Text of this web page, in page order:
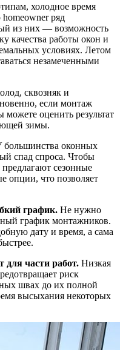
холодное время
homeowner ряд
из них — возможность
качества работы окон и
условиях. Летом
незамеченными
сквозняк и
если монтаж
оценить результат
зимы.
большинства оконных
спад спроса. Чтобы
предлагают сезонные
опции, что позволяет
график. Не нужно
график монтажников.
дату и время, а сама
части работ. Низкая
риск
швах до их полной
высыхания некоторых